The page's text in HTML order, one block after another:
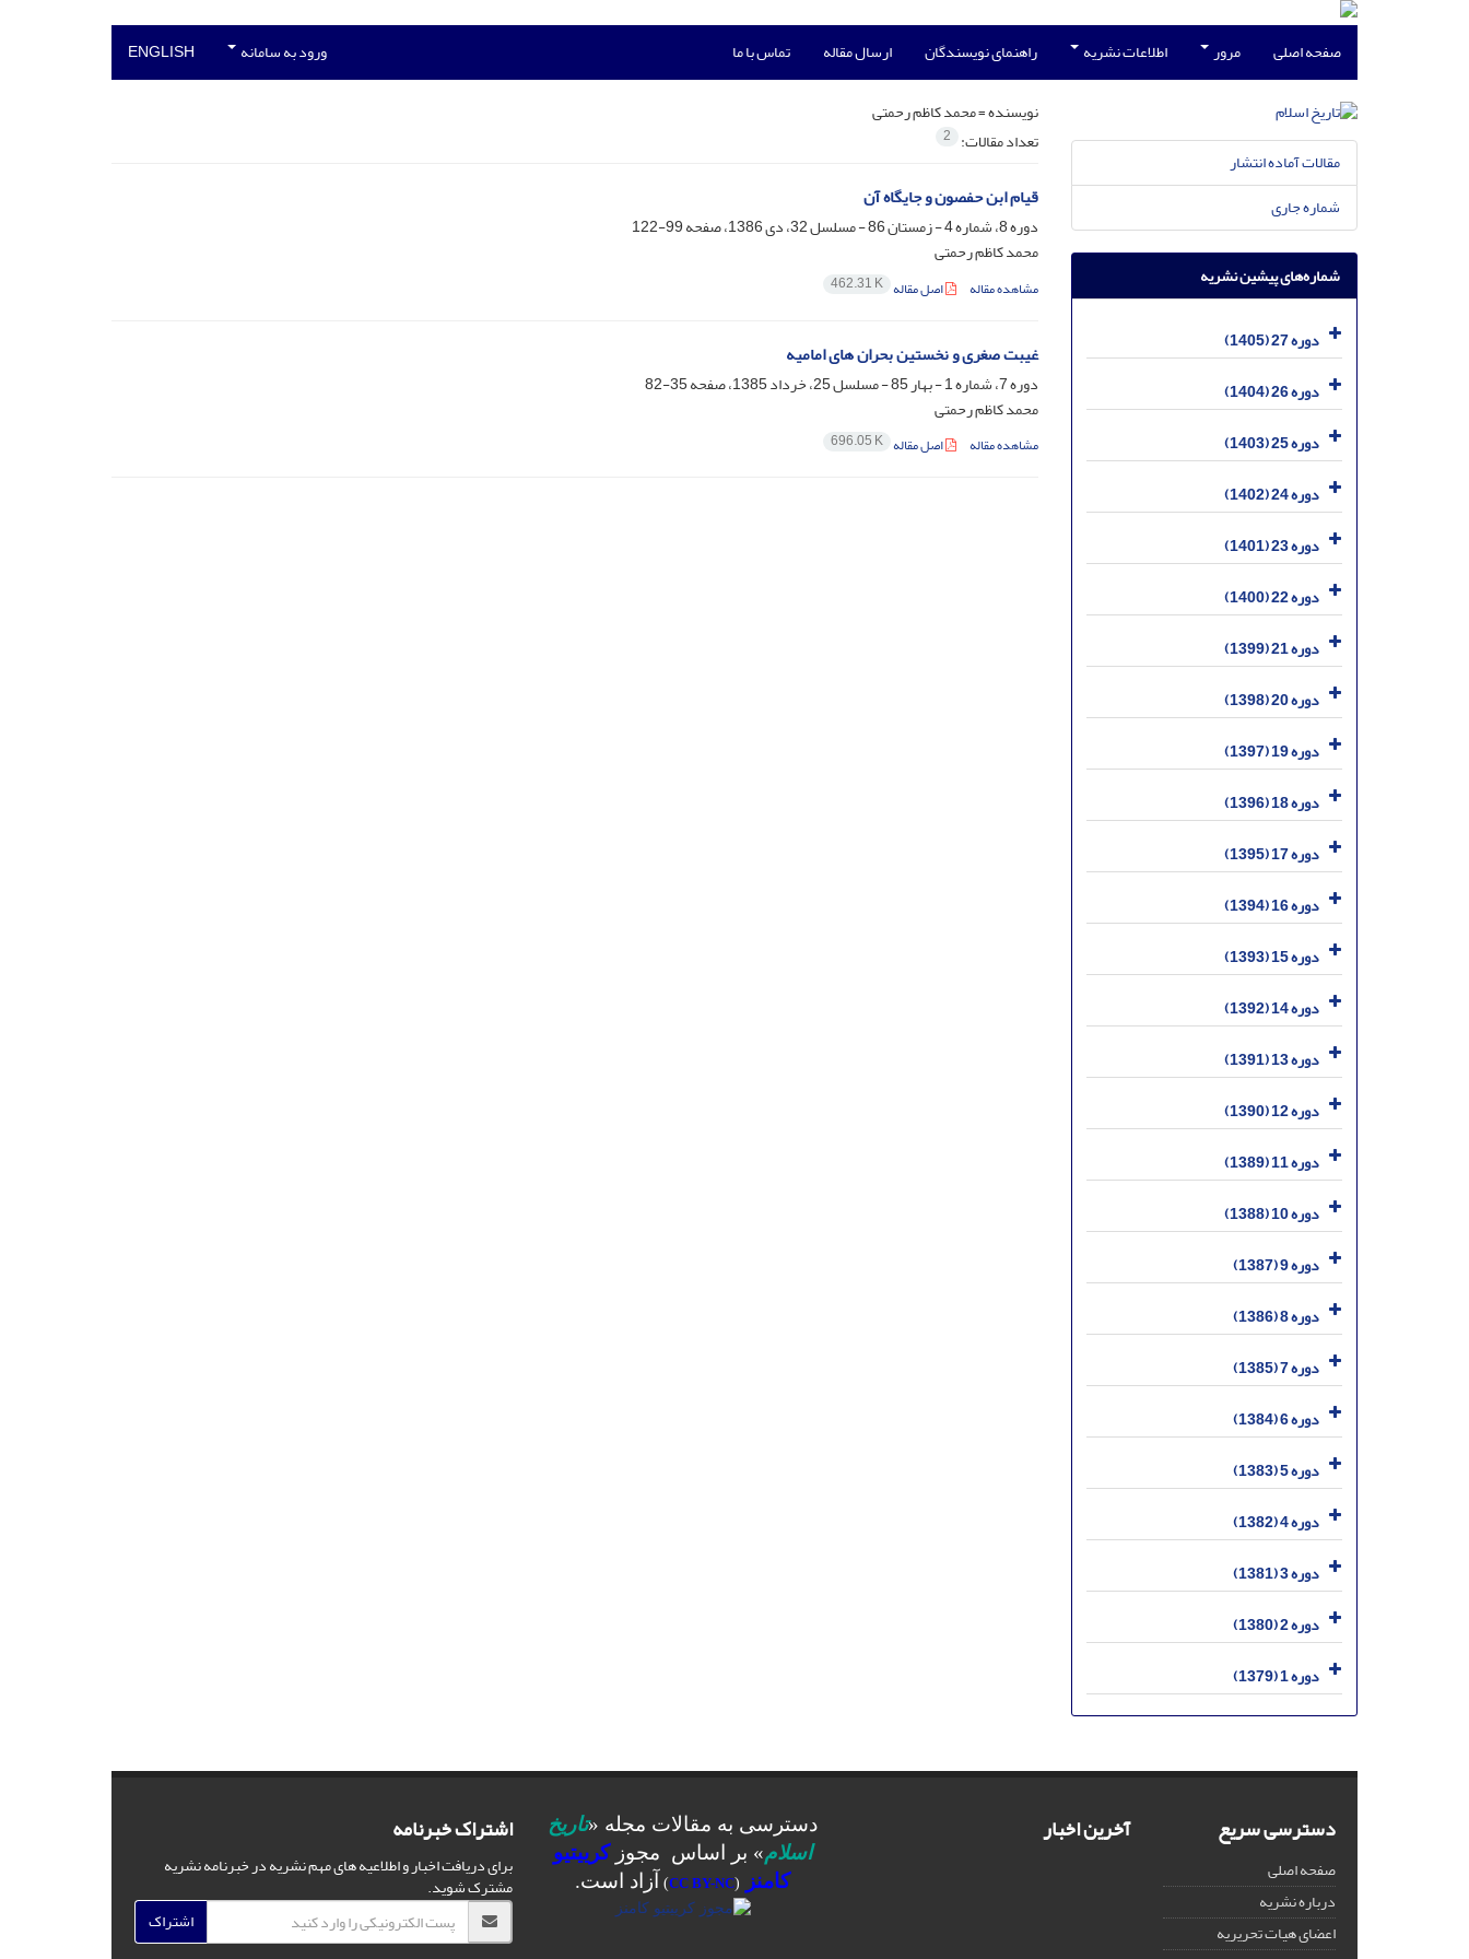
صفحه اصلی مرور اطلاعات نشریه راهنمای نویسندگان ارسال مقاله تماس با ما ورود به سامانه ENGLISH
نویسنده =محمد کاظم رحمتی
تعداد مقالات: 2
قیام ابن حفصون و جایگاه آن
دوره 8، شماره 4 - زمستان 86 - مسلسل 32، دی 1386، صفحه
99-122
محمد کاظم رحمتی
مشاهده مقاله اصل مقاله 462.31 K
غیبت صغری و نخستین بحران های امامیه
دوره 7، شماره 1 - بهار 85 - مسلسل 25، خرداد 1385، صفحه
35-82
محمد کاظم رحمتی
مشاهده مقاله اصل مقاله 696.05 K
مقالات آماده انتشار
شماره جاری
شماره‌های پیشین نشریه
دوره 27 (1405)
دوره 26 (1404)
دوره 25 (1403)
دوره 24 (1402)
دوره 23 (1401)
دوره 22 (1400)
دوره 21 (1399)
دوره 20 (1398)
دوره 19 (1397)
دوره 18 (1396)
دوره 17 (1395)
دوره 16 (1394)
دوره 15 (1393)
دوره 14 (1392)
دوره 13 (1391)
دوره 12 (1390)
دوره 11 (1389)
دوره 10 (1388)
دوره 9 (1387)
دوره 8 (1386)
دوره 7 (1385)
دوره 6 (1384)
دوره 5 (1383)
دوره 4 (1382)
دوره 3 (1381)
دوره 2 (1380)
دوره 1 (1379)
دسترسی سریع
صفحه اصلی
درباره نشریه
اعضای هیات تحریریه
آخرین اخبار دسترسی به مقالات مجله «تاریخ
اسلام» بر اساس مجوزکرییتیو
کامنز
(
CC BY-NC
) آزاد است.
اشتراک خبرنامه
برای دریافت اخبار و اطلاعیه های مهم نشریه در خبرنامه نشریه
مشترک شوید.
اشتراک